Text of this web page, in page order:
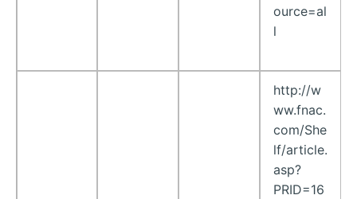
ource=al
l
http://w
ww.fnac.
com/She
lf/article.
asp?
PRID=16